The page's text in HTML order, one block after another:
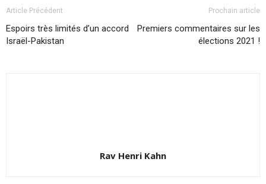
Article Précédent
Espoirs très limités d’un accord
Israël-Pakistan
Prochain article
Premiers commentaires sur les
élections 2021 !
Rav Henri Kahn